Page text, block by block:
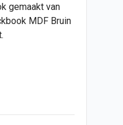
gemaakt van
MDF Bruin